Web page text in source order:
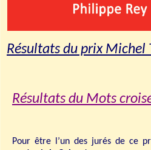
Résultats du prix Michel
Résultats du Mots
Pour être l’un des jurés de ce